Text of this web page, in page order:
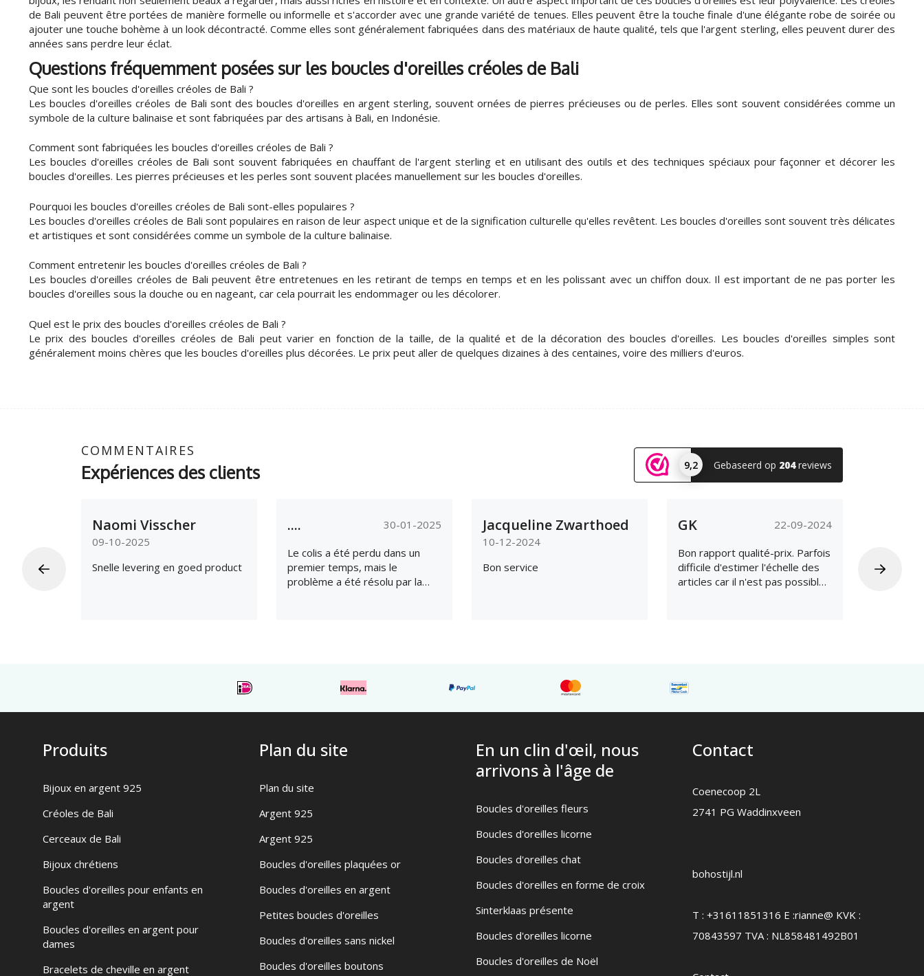
de Bali peuvent être portées de manière formelle ou informelle et s'accorder avec une grande variété de tenues. Elles peuvent être la touche finale d'une élégante robe de soirée ou
ajouter une touche bohème à un look décontracté. Comme elles sont généralement fabriquées dans des matériaux de haute qualité, tels que l'argent sterling, elles peuvent durer des
années sans perdre leur éclat.
Questions fréquemment posées sur les boucles d'oreilles créoles de Bali
Que sont les boucles d'oreilles créoles de Bali ?
Les boucles d'oreilles créoles de Bali sont des boucles d'oreilles en argent sterling, souvent ornées de pierres précieuses ou de perles. Elles sont souvent considérées comme un
symbole de la culture balinaise et sont fabriquées par des artisans à Bali, en Indonésie.
Comment sont fabriquées les boucles d'oreilles créoles de Bali ?
Les boucles d'oreilles créoles de Bali sont souvent fabriquées en chauffant de l'argent sterling et en utilisant des outils et des techniques spéciaux pour façonner et décorer les
boucles d'oreilles. Les pierres précieuses et les perles sont souvent placées manuellement sur les boucles d'oreilles.
Pourquoi les boucles d'oreilles créoles de Bali sont-elles populaires ?
Les boucles d'oreilles créoles de Bali sont populaires en raison de leur aspect unique et de la signification culturelle qu'elles revêtent. Les boucles d'oreilles sont souvent très délicates
et artistiques et sont considérées comme un symbole de la culture balinaise.
Comment entretenir les boucles d'oreilles créoles de Bali ?
Les boucles d'oreilles créoles de Bali peuvent être entretenues en les retirant de temps en temps et en les polissant avec un chiffon doux. Il est important de ne pas porter les
boucles d'oreilles sous la douche ou en nageant, car cela pourrait les endommager ou les décolorer.
Quel est le prix des boucles d'oreilles créoles de Bali ?
Le prix des boucles d'oreilles créoles de Bali peut varier en fonction de la taille, de la qualité et de la décoration des boucles d'oreilles. Les boucles d'oreilles simples sont
généralement moins chères que les boucles d'oreilles plus décorées. Le prix peut aller de quelques dizaines à des centaines, voire des milliers d'euros.
COMMENTAIRES
Expériences des clients 9,2 Gebaseerd op 204reviews
Naomi Visscher
09-10-2025
Snelle levering en goed product
.... 30-01-2025
Le colis a été perdu dans un
premier temps, mais le
problème a été résolu par la
Jacqueline Zwarthoed
10-12-2024
Bon service
GK 22-09-2024
Bon rapport qualité-prix. Parfois
difficile d'estimer l'échelle des
articles car il n'est pas possible
Produits
Bijoux en argent 925
Créoles de Bali
Cerceaux de Bali
Bijoux chrétiens
Boucles d'oreilles pour enfants en
argent
Boucles d'oreilles en argent pour
dames
Bracelets de cheville en argent
Plan du site
Plan du site
Argent 925
Argent 925
Boucles d'oreilles plaquées or
Boucles d'oreilles en argent
Petites boucles d'oreilles
Boucles d'oreilles sans nickel
Boucles d'oreilles boutons
En un clin d'œil, nous
arrivons à l'âge de
Boucles d'oreilles fleurs
Boucles d'oreilles licorne
Boucles d'oreilles chat
Boucles d'oreilles en forme de croix
Sinterklaas présente
Boucles d'oreilles licorne
Boucles d'oreilles de Noël
Contact
Coenecoop 2L
2741 PG Waddinxveen
bohostijl.nl
T : +31611851316 E :rianne@ KVK :
70843597 TVA : NL858481492B01